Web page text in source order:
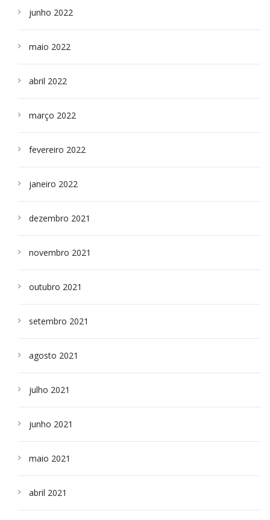
junho 2022
maio 2022
abril 2022
março 2022
fevereiro 2022
janeiro 2022
dezembro 2021
novembro 2021
outubro 2021
setembro 2021
agosto 2021
julho 2021
junho 2021
maio 2021
abril 2021